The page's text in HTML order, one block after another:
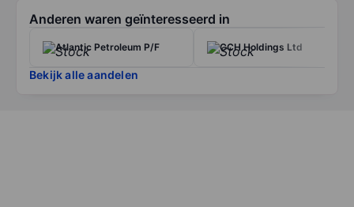
Anderen waren geïnteresseerd in
Atlantic Petroleum P/F CCH Holdings Ltd
Bekijk alle aandelen